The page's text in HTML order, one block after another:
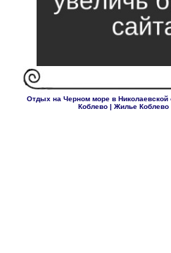
Отдых на Черном море в Николаевской
Коблево | Жилье Коблево